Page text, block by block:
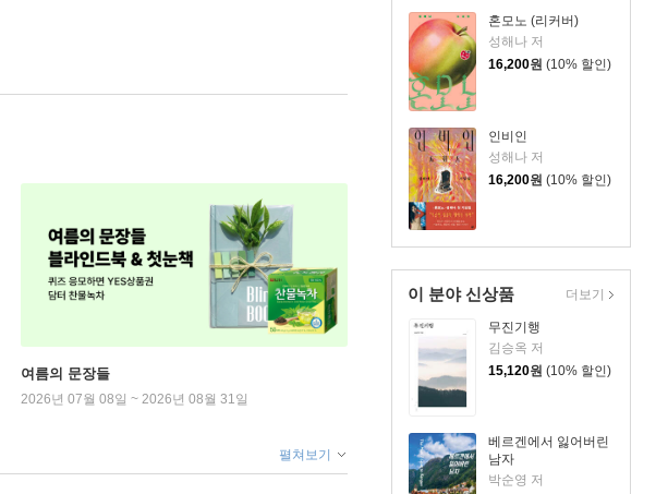
혼모노 (리커버)
성해나 저
16,200원 (10% 할인)
인비인
성해나 저
16,200원 (10% 할인)
이 분야 신상품
무진기행
김승옥 저
15,120원 (10% 할인)
베르겐에서 잃어버린
남자
박순영 저
더보기
여름의 문장들
2026년 07월 08일 ~ 2026년 08월 31일
펼쳐보기